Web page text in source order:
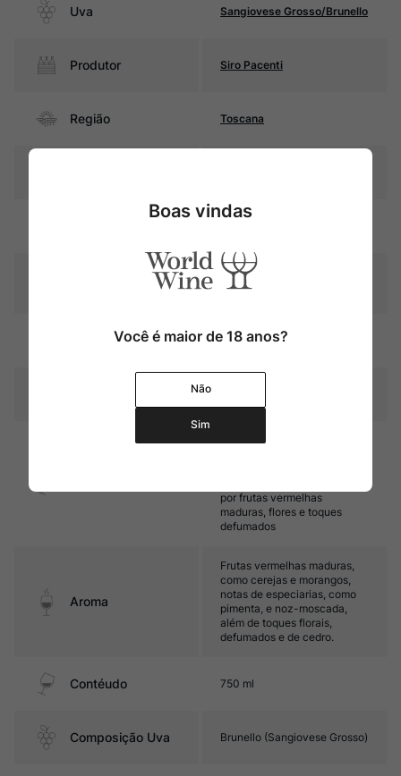
Uva Sangiovese Grosso/Brunello
Produtor Siro Pacenti
Região Toscana
Rubi intenso com reflexos
Graduação Alcóoli
14,5%
Amadurecimento
24 meses em barricas de
Encorpado, com taninos finos
por frutas vermelhas
maduras, flores e toques
defumados
Aroma
Frutas vermelhas maduras,
como cerejas e morangos,
notas de especiarias, como
pimenta, e noz-moscada,
além de toques florais,
defumados e de cedro.
Contéudo 750 ml
Composição Uva Brunello (Sangiovese Grosso)
Boas vindas
Você é maior de 18 anos?
Não
Sim